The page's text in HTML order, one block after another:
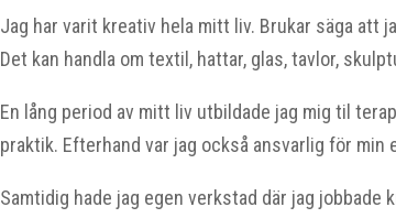
Jag har varit kreativ hela mitt liv. Brukar säga att
Det kan handla om textil, hattar, glas, tavlor,
En lång period av mitt liv utbildade jag mig til
praktik. Efterhand var jag också ansvarlig för min
Samtidig hade jag egen verkstad där jag